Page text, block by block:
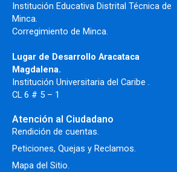
Institución Educativa Distrital Técnica de
Minca.
Corregimiento de Minca.
Lugar de Desarrollo Aracataca
Magdalena.
Institución Universitaria del Caribe .
CL 6 # 5 – 1
Atención al Ciudadano
Rendición de cuentas.
Peticiones, Quejas y Reclamos.
Mapa del Sitio.